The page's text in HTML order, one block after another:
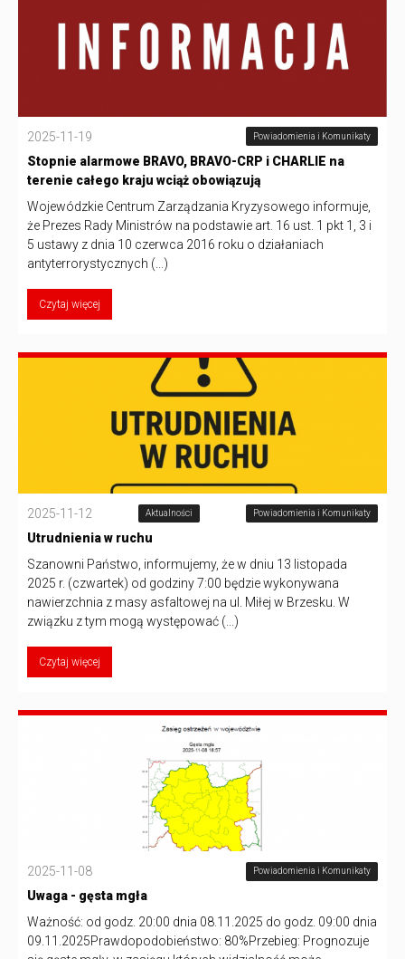
2025-11-19 Powiadomienia i Komunikaty
Stopnie alarmowe BRAVO, BRAVO-CRP i CHARLIE na
terenie całego kraju wciąż obowiązują
Wojewódzkie Centrum Zarządzania Kryzysowego informuje,
że Prezes Rady Ministrów na podstawie art. 16 ust. 1 pkt 1, 3 i
5 ustawy z dnia 10 czerwca 2016 roku o działaniach
antyterrorystycznych (...)
Czytaj więcej
2025-11-12 Aktualności Powiadomienia i Komunikaty
Utrudnienia w ruchu
Szanowni Państwo, informujemy, że w dniu 13 listopada
2025 r. (czwartek) od godziny 7:00 będzie wykonywana
nawierzchnia z masy asfaltowej na ul. Miłej w Brzesku. W
związku z tym mogą występować (...)
Czytaj więcej
2025-11-08 Powiadomienia i Komunikaty
Uwaga - gęsta mgła
Ważność: od godz. 20:00 dnia 08.11.2025 do godz. 09:00 dnia
09.11.2025Prawdopodobieństwo: 80%Przebieg: Prognozuje